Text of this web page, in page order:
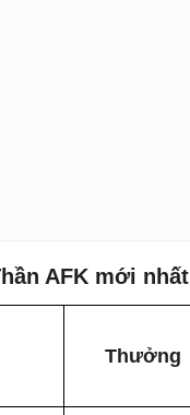
AFK mới nhất
Thưởng